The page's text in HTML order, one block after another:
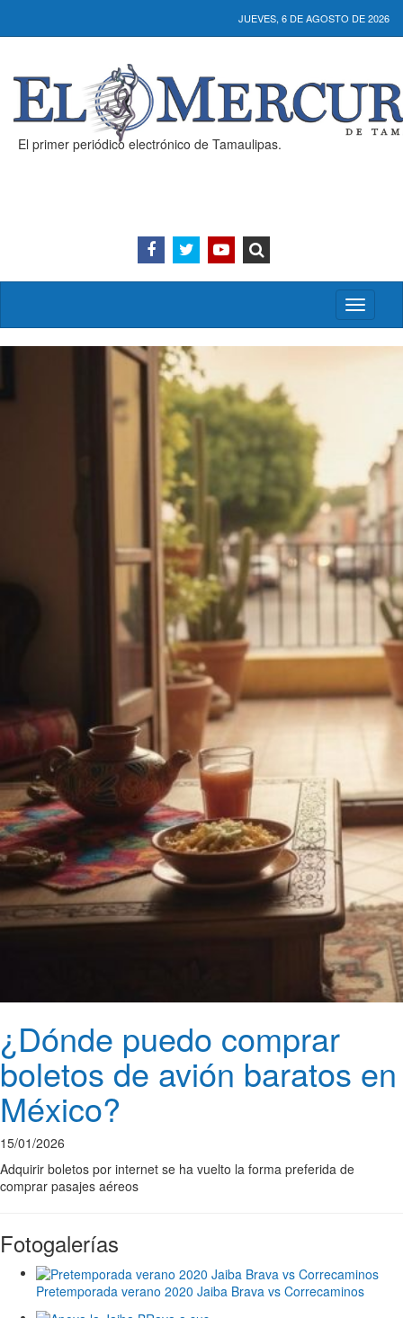
JUEVES, 6 DE AGOSTO DE 2026
El primer periódico electrónico de Tamaulipas.
Activar/
menú
¿Dónde puedo comprar
boletos de avión baratos en
México?
15/01/2026
Adquirir boletos por internet se ha vuelto la forma preferida de
comprar pasajes aéreos
Fotogalerías
Pretemporada verano 2020 Jaiba Brava vs Correcaminos